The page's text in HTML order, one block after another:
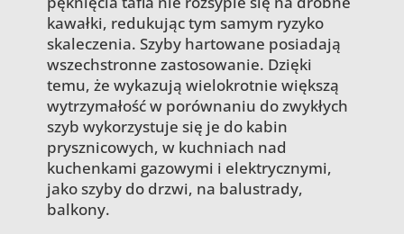
kawałki, redukując tym samym ryzyko
skaleczenia. Szyby hartowane posiadają
wszechstronne zastosowanie. Dzięki
temu, że wykazują wielokrotnie większą
wytrzymałość w porównaniu do zwykłych
szyb wykorzystuje się je do kabin
prysznicowych, w kuchniach nad
kuchenkami gazowymi i elektrycznymi,
jako szyby do drzwi, na balustrady,
balkony.